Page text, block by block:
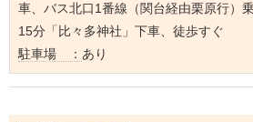
車、バス北口1番線（関台経由栗原行）
15分「比々多神社」下車、徒歩すぐ
駐車場 ： あり